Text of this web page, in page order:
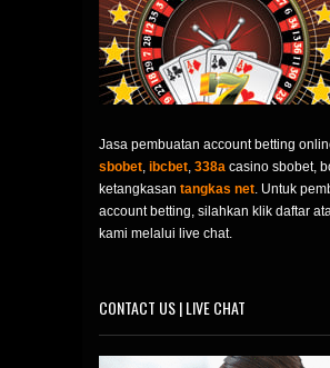
Jasa pembuatan account betting
sbobet, ibcbet, 338a casino sbobet,
ketangkasan tangkas net. Untuk
account betting, silahkan klik daftar
kami melalui live chat.
CONTACT US | LIVE CHAT